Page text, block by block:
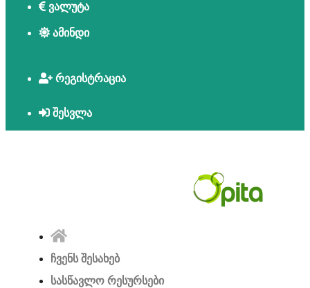
ვალუტა
ამინდი
რეგისტრაცია
შესვლა
ჩვენს შესახებ
სასწავლო რესურსები